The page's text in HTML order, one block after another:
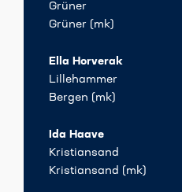
Grüner
Grüner (mk)
Ella Horverak
Lillehammer
Bergen (mk)
Ida Haave
Kristiansand
Kristiansand (mk)